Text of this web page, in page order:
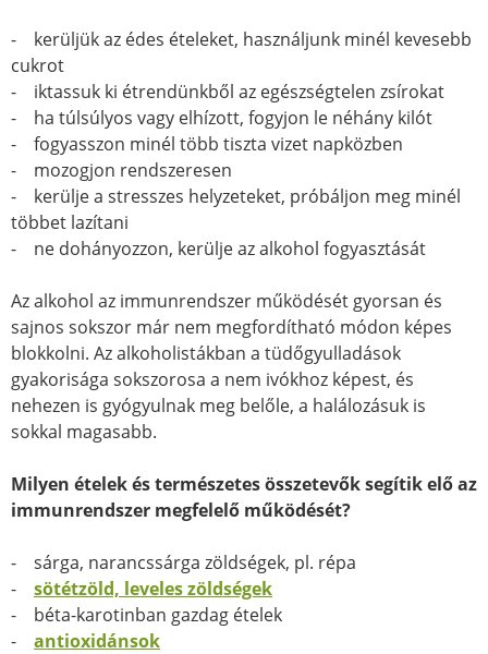
- kerüljük az édes ételeket, használjunk minél kevesebb
cukrot
- iktassuk ki étrendünkből az egészségtelen zsírokat
- ha túlsúlyos vagy elhízott, fogyjon le néhány kilót
- fogyasszon minél több tiszta vizet napközben
- mozogjon rendszeresen
- kerülje a stresszes helyzeteket, próbáljon meg minél
többet lazítani
- ne dohányozzon, kerülje az alkohol fogyasztását
Az alkohol az immunrendszer működését gyorsan és
sajnos sokszor már nem megfordítható módon képes
blokkolni. Az alkoholistákban a tüdőgyulladások
gyakorisága sokszorosa a nem ivókhoz képest, és
nehezen is gyógyulnak meg belőle, a halálozásuk is
sokkal magasabb.
Milyen ételek és természetes összetevők segítik elő az
immunrendszer megfelelő működését?
- sárga, narancssárga zöldségek, pl. répa
- sötétzöld, leveles zöldségek
- béta-karotinban gazdag ételek
- antioxidánsok